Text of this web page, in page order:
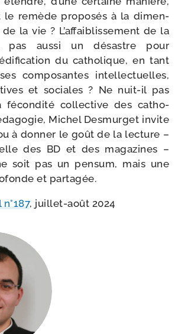
le remède pro­po­sés à la dimen­
la vie ? L’affaiblissement de la
pas aus­si un désastre pour
du catho­lique, en tant
com­po­santes intel­lec­tuelles,
et sociales ? Ne nuit-​il pas
fécon­di­té col­lec­tive des catho­
Michel Desmurget invite
à don­ner le goût de la lec­ture –
des BD et des maga­zines –
soit pas un pen­sum, mais une
et partagée.
, juillet-​août 2024